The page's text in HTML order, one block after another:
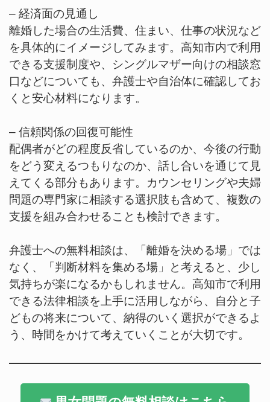
– 経済面の見通し
離婚した場合の生活費、住まい、仕事の状況など
を具体的にイメージしてみます。高知市内で利用
できる支援制度や、シングルマザー向けの相談窓
口などについても、弁護士や自治体に確認してお
くと安心材料になります。
– 信頼関係の回復可能性
配偶者がどの程度反省しているのか、今後の行動
をどう変えるつもりなのか、話し合いを通じて見
えてくる部分もあります。カウンセリングや夫婦
問題の専門家に相談する選択肢も含めて、複数の
支援を組み合わせることも検討できます。
弁護士への無料相談は、「離婚を決める場」では
なく、「判断材料を集める場」と考えると、少し
気持ちが楽になるかもしれません。高知市で利用
できる法律相談を上手に活用しながら、自分と子
どもの将来について、納得のいく選択ができるよ
う、時間をかけて考えていくことが大切です。